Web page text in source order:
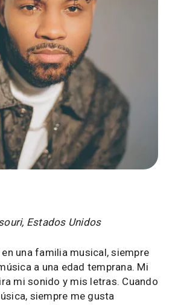
Estados Unidos
en una familia musical, siempre
a una edad temprana. Mi
mi sonido y mis letras. Cuando
siempre me gusta